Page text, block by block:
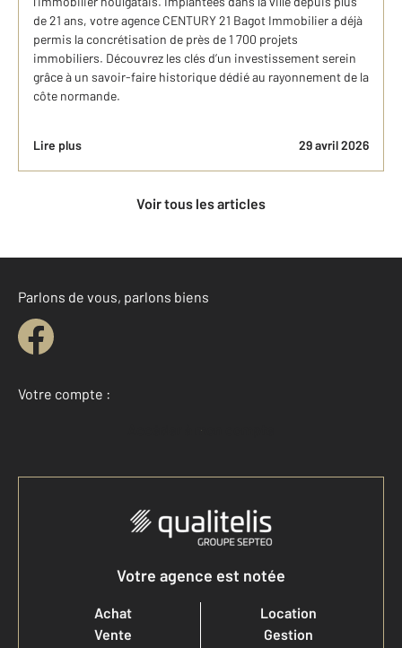
de 21 ans, votre agence CENTURY 21 Bagot Immobilier a déjà
permis la concrétisation de près de 1 700 projets
immobiliers. Découvrez les clés d’un investissement serein
grâce à un savoir-faire historique dédié au rayonnement de la
côte normande.
Lire plus 29 avril 2026
Voir tous les articles
Parlons de vous, parlons biens
Votre compte :
Accéder à mon compte
Votre agence est notée
Achat
Vente
Location
Gestion